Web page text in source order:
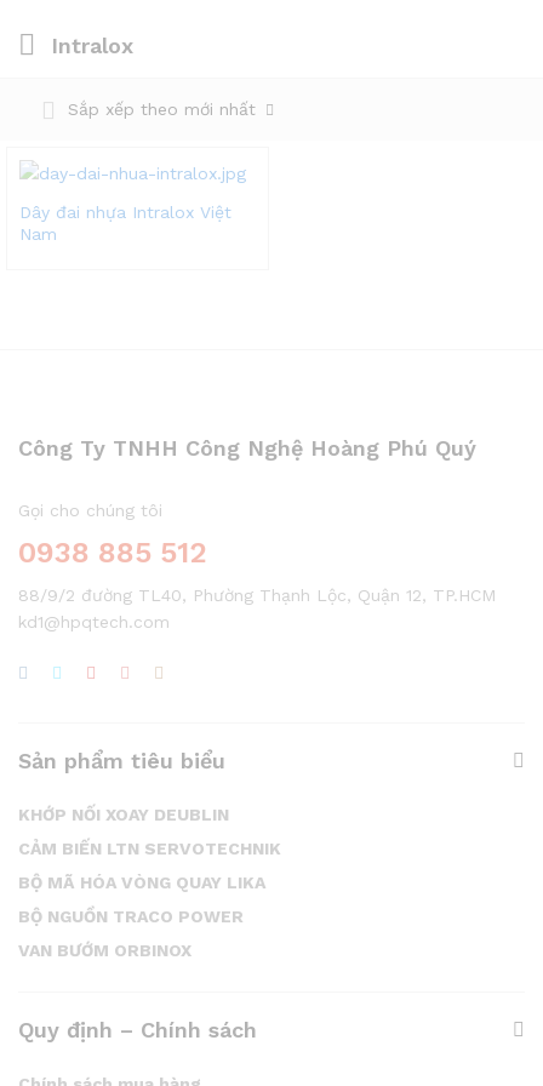
Intralox
Sắp xếp theo mới nhất
Dây đai nhựa Intralox Việt
Nam
Công Ty TNHH Công Nghệ Hoàng Phú Quý
Gọi cho chúng tôi
0938 885 512
88/9/2 đường TL40, Phường Thạnh Lộc, Quận 12, TP.HCM
kd1@hpqtech.com
Sản phẩm tiêu biểu
KHỚP NỐI XOAY DEUBLIN
CẢM BIẾN LTN SERVOTECHNIK
BỘ MÃ HÓA VÒNG QUAY LIKA
BỘ NGUỒN TRACO POWER
VAN BƯỚM ORBINOX
Quy định – Chính sách